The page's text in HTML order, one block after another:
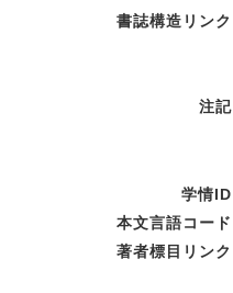
書誌構造リンク
注記
学情ID
本文言語コード
著者標目リンク